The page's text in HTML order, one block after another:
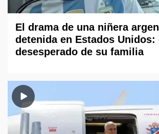
El drama de una niñera
detenida en Estados Unidos:
desesperado de su familia